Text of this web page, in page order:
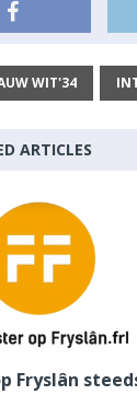
WIT'34
ARTICLES
Fryslân